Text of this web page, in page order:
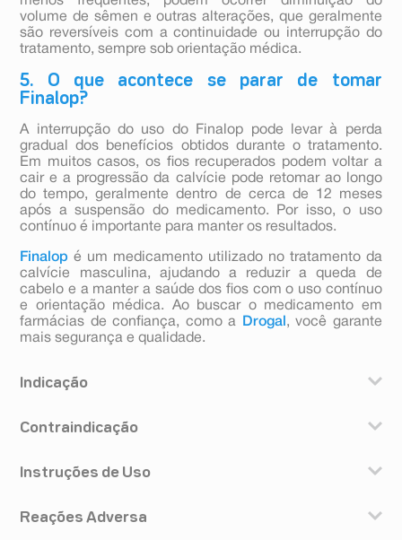
volume de sêmen e outras alterações, que geralmente
são reversíveis com a continuidade ou interrupção do
tratamento, sempre sob orientação médica.
5. O que acontece se parar de tomar
Finalop?
A interrupção do uso do Finalop pode levar à perda
gradual dos benefícios obtidos durante o tratamento.
Em muitos casos, os fios recuperados podem voltar a
cair e a progressão da calvície pode retomar ao longo
do tempo, geralmente dentro de cerca de 12 meses
após a suspensão do medicamento. Por isso, o uso
contínuo é importante para manter os resultados.
Finalop é um medicamento utilizado no tratamento da
calvície masculina, ajudando a reduzir a queda de
cabelo e a manter a saúde dos fios com o uso contínuo
e orientação médica. Ao buscar o medicamento em
farmácias de confiança, como a
Drogal , você garante
mais segurança e qualidade.
Indicação
calvície de padrão masculino (também conhecida
queda de cabelo adicional em homens.
deve ser utilizado por mulheres ou crianças.
Contraindicação
alérgicas a qualquer um dos componentes da fórmula.
Este medicamento não deve ser utilizado por mulheres
Instruções de Uso
sem alimentos. Siga a orientação de seu médico.
Reações Adversa